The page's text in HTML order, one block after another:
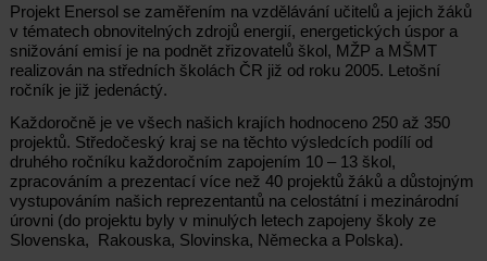
Projekt Enersol se zaměřením na vzdělávání učitelů a jejich žáků
v tématech obnovitelných zdrojů energií, energetických úspor a
snižování emisí je na podnět zřizovatelů škol, MŽP a MŠMT
realizován na středních školách ČR již od roku 2005. Letošní
ročník je již jedenáctý.
Každoročně je ve všech našich krajích hodnoceno 250 až 350
projektů. Středočeský kraj se na těchto výsledcích podílí od
druhého ročníku každoročním zapojením 10 – 13 škol,
zpracováním a prezentací více než 40 projektů žáků a důstojným
vystupováním našich reprezentantů na celostátní i mezinárodní
úrovni (do projektu byly v minulých letech zapojeny školy ze
Slovenska, Rakouska, Slovinska, Německa a Polska).